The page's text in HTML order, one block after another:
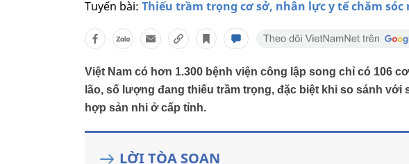
Tuyến bài: Thiếu trầm trọng cơ sở, nhân lực y tế chăm
Việt Nam có hơn 1.300 bệnh viện công lập song chỉ có 106
lão, số lượng đang thiếu trầm trọng, đặc biệt khi so sánh
hợp sản nhi ở cấp tỉnh.
LỜI TÒA SOẠN